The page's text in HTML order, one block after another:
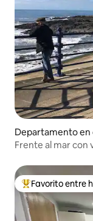
Departamento en
rthcawl
Frente al mar con
Favorito entre los
Favorito entre